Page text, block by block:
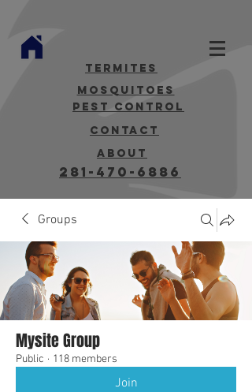
termites
mosquitoes
Pest Control
contact
about
281-470-6886
Groups
Mysite Group
Public · 118 members
Join